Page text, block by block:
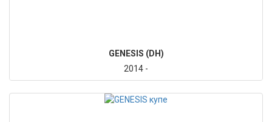
GENESIS (DH)
2014 -